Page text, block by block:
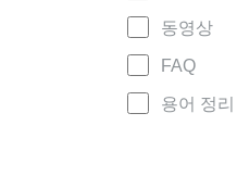
동영상
FAQ
용어 정리